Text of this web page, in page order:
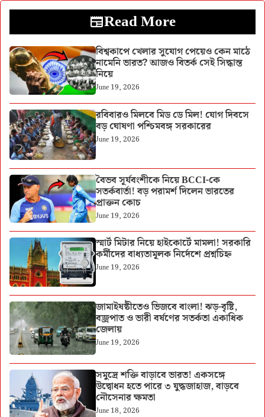
Read More
বিশ্বকাপে খেলার সুযোগ পেয়েও কেন মাঠে
নামেনি ভারত? আজও বিতর্ক সেই সিদ্ধান্ত
নিয়ে
June 19, 2026
রবিবারও মিলবে মিড ডে মিল! যোগ দিবসে
বড় ঘোষণা পশ্চিমবঙ্গ সরকারের
June 19, 2026
বৈভব সূর্যবংশীকে নিয়ে BCCI-কে
সতর্কবার্তা! বড় পরামর্শ দিলেন ভারতের
প্রাক্তন কোচ
June 19, 2026
স্মার্ট মিটার নিয়ে হাইকোর্টে মামলা! সরকারি
কর্মীদের বাধ্যতামূলক নির্দেশে প্রশ্নচিহ্ন
June 19, 2026
জামাইষষ্ঠীতেও ভিজবে বাংলা! ঝড়-বৃষ্টি,
বজ্রপাত ও ভারী বর্ষণের সতর্কতা একাধিক
জেলায়
June 19, 2026
সমুদ্রে শক্তি বাড়াবে ভারত! একসঙ্গে
উদ্বোধন হতে পারে ৩ যুদ্ধজাহাজ, বাড়বে
নৌসেনার ক্ষমতা
June 18, 2026